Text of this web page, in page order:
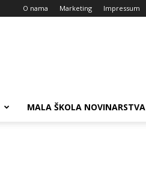
O nama Marketing Impressum
MALA ŠKOLA NOVINARSTVA